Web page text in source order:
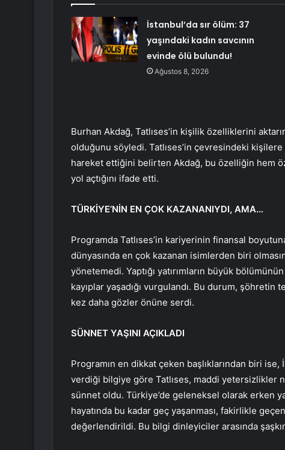
İstanbul’da sır ölüm: 37
yaşındaki kadın savcının
evinde ölü bulundu!
Ağustos 8, 2026
Burhan Akdağ, Tatlıses’in kişilik özelliklerini
olduğunu söyledi. Tatlıses’in çevresindeki kişilere
hareket ettiğini belirten Akdağ, bu özelliğin hem
yol açtığını ifade etti.
TÜRKİYE’NİN EN ÇOK KAZANANIYDI, AMA…
Programda Tatlıses’in kariyerinin finansal
dünyasında en çok kazanan isimlerden biri
yönetemedi. Yaptığı yatırımların büyük
kayıplar yaşadığı vurgulandı. Bu durum, şöhretin
kez daha gözler önüne serdi.
SÜNNET YAŞINI AÇIKLADI
Programın en dikkat çeken başlıklarından biri ise,
verdiği bilgiye göre Tatlıses, maddi yetersizlikler
sünnet oldu. Türkiye’de geleneksel olarak erken
hayatında bu kadar geç yaşanması, fakirlikle
değerlendirildi. Bu bilgi dinleyiciler arasında